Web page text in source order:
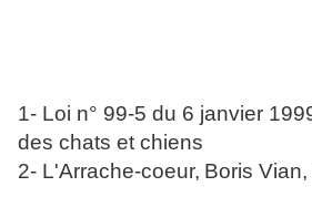
1- Loi n° 99-5 du 6 janvier
des chats et chiens
2- L'Arrache-coeur, Boris